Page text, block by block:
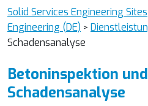
Solid Services Engineering Sites
Engineering (DE) >
Schadensanalyse
Betoninspektion und
Schadensanalyse